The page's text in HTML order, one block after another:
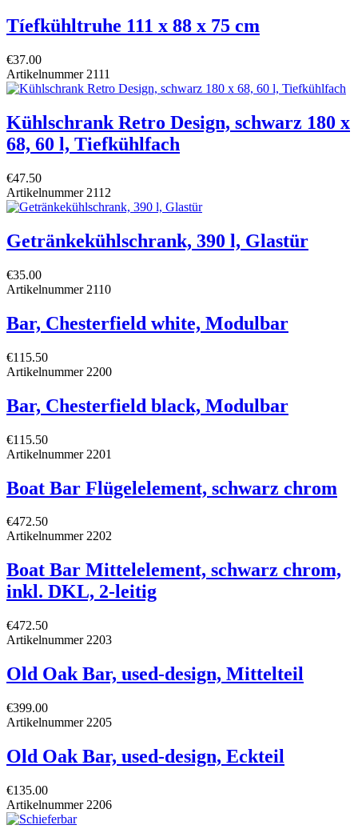
Tíefkühltruhe 111 x 88 x 75 cm
€37.00
Artikelnummer 2111
Kühlschrank Retro Design, schwarz 180 x
68, 60 l, Tiefkühlfach
€47.50
Artikelnummer 2112
Getränkekühlschrank, 390 l, Glastür
€35.00
Artikelnummer 2110
Bar, Chesterfield white, Modulbar
€115.50
Artikelnummer 2200
Bar, Chesterfield black, Modulbar
€115.50
Artikelnummer 2201
Boat Bar Flügelelement, schwarz chrom
€472.50
Artikelnummer 2202
Boat Bar Mittelelement, schwarz chrom,
inkl. DKL, 2-leitig
€472.50
Artikelnummer 2203
Old Oak Bar, used-design, Mittelteil
€399.00
Artikelnummer 2205
Old Oak Bar, used-design, Eckteil
€135.00
Artikelnummer 2206